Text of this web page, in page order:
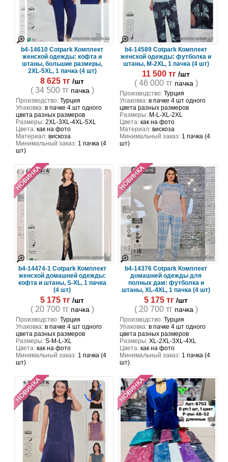
b4-14610 Cotpark Комплект
женской одежды: кофта и
штаны, большие размеры,
2XL-5XL, 1 пачка (4 шт)
8 625 тг /шт
( 34 500 тг пачка )
Производство:Турция
Упаковка:в пачке 4 шт одного
цвета разных размеров
Размеры:2XL-3XL-4XL-5XL
Цвета:как на фото
Материал:вискоза
Минимальный заказ:1 пачка (4
шт)
b4-14589 Cotpark Комплект
женской одежды: футболка и
штаны, M-2XL, 1 пачка (4 шт)
11 500 тг /шт
( 46 000 тг пачка )
Производство:Турция
Упаковка:в пачке 4 шт одного
цвета разных размеров
Размеры:M-L-XL-2XL
Цвета:как на фото
Материал:вискоза
Минимальный заказ:1 пачка (4
шт)
b4-14474-1 Cotpark Комплект
женской домашней одежды:
кофта и штаны, S-XL, 1 пачка
(4 шт)
5 175 тг /шт
( 20 700 тг пачка )
Производство:Турция
Упаковка:в пачке 4 шт одного
цвета разных размеров
Размеры:S-M-L-XL
Цвета:как на фото
Минимальный заказ:1 пачка (4
шт)
b4-14376 Cotpark Комплект
домашней одежды для
полных дам: футболка и
штаны, XL-4XL, 1 пачка (4 шт)
5 175 тг /шт
( 20 700 тг пачка )
Производство:Турция
Упаковка:в пачке 4 шт одного
цвета разных размеров
Размеры:XL-2XL-3XL-4XL
Цвета:как на фото
Минимальный заказ:1 пачка (4
шт)